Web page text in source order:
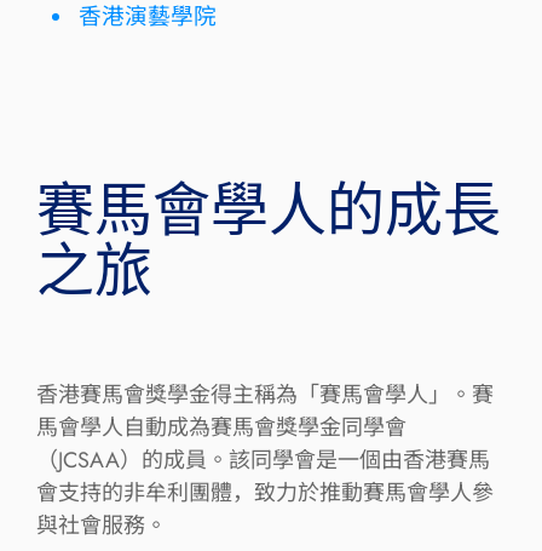
香港演藝學院
​賽馬會學人的成長
之旅
香港賽馬會獎學金得主稱為「賽馬會學人」。賽
馬會學人自動成為賽馬會獎學金同學會
（JCSAA）的成員。該同學會是一個由香港賽馬
會支持的非牟利團體，致力於推動賽馬會學人參
與社會服務。